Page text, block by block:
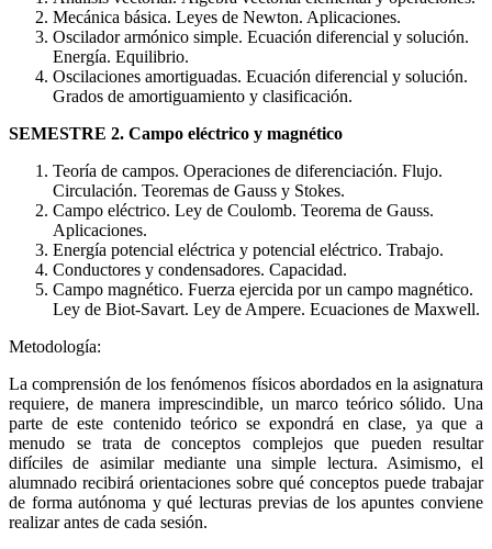
Mecánica básica. Leyes de Newton. Aplicaciones.
Oscilador armónico simple. Ecuación diferencial y solución.
Energía. Equilibrio.
Oscilaciones amortiguadas. Ecuación diferencial y solución.
Grados de amortiguamiento y clasificación.
SEMESTRE 2. Campo eléctrico y magnético
Teoría de campos. Operaciones de diferenciación. Flujo.
Circulación. Teoremas de Gauss y Stokes.
Campo eléctrico. Ley de Coulomb. Teorema de Gauss.
Aplicaciones.
Energía potencial eléctrica y potencial eléctrico. Trabajo.
Conductores y condensadores. Capacidad.
Campo magnético. Fuerza ejercida por un campo magnético.
Ley de Biot-Savart. Ley de Ampere. Ecuaciones de Maxwell.
Metodología:
La comprensión de los fenómenos físicos abordados en la asignatura
requiere, de manera imprescindible, un marco teórico sólido. Una
parte de este contenido teórico se expondrá en clase, ya que a
menudo se trata de conceptos complejos que pueden resultar
difíciles de asimilar mediante una simple lectura. Asimismo, el
alumnado recibirá orientaciones sobre qué conceptos puede trabajar
de forma autónoma y qué lecturas previas de los apuntes conviene
realizar antes de cada sesión.